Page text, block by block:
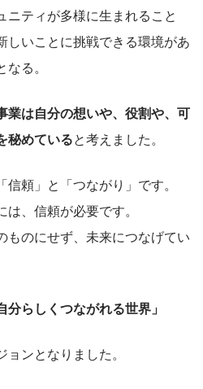
ニティが多様に生まれること
しいことに挑戦できる環境があ
る。
業は自分の想いや、役割や、可
秘めていると考えました。
頼」と「つながり」です。
、信頼が必要です。
ものにせず、未来につなげてい
分らしくつながれる世界」
ンとなりました。